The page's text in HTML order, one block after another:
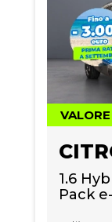
1.6
Pack